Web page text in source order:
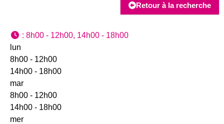
Retour à la recherche
: 8h00 - 12h00, 14h00 - 18h00
lun
8h00 - 12h00
14h00 - 18h00
mar
8h00 - 12h00
14h00 - 18h00
mer